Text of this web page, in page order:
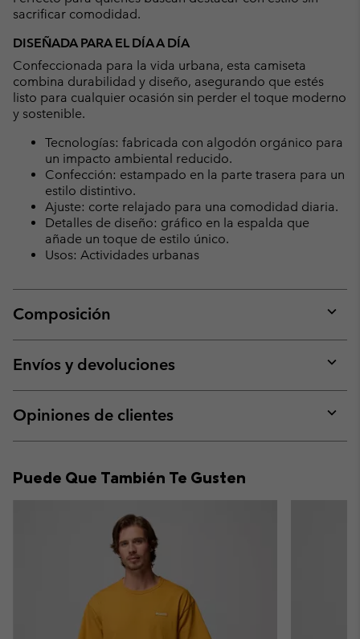
sacrificar comodidad.
DISEÑADA PARA EL DÍA A DÍA
Confeccionada para la vida urbana, esta camiseta
combina durabilidad y diseño, asegurando que estés
listo para cualquier ocasión sin perder el toque moderno
y sostenible.
Tecnologías: fabricada con algodón orgánico para
un impacto ambiental reducido.
Confección: estampado en la parte trasera para un
estilo distintivo.
Ajuste: corte relajado para una comodidad diaria.
Detalles de diseño: gráfico en la espalda que
añade un toque de estilo único.
Usos: Actividades urbanas
Composición
or
Envíos y devoluciones
or
Opiniones de clientes
or
Puede Que También Te Gusten